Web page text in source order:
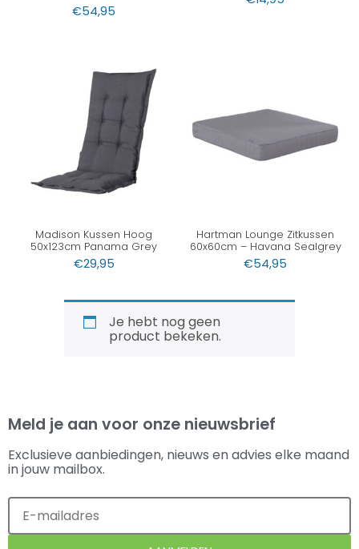
€54,95
Madison Kussen Hoog
50x123cm Panama Grey
€29,95
Hartman Lounge Zitkussen
60x60cm – Havana Sealgrey
€54,95
Je hebt nog geen
product bekeken.
Meld je aan voor onze nieuwsbrief
Exclusieve aanbiedingen, nieuws en advies elke maand
in jouw mailbox.